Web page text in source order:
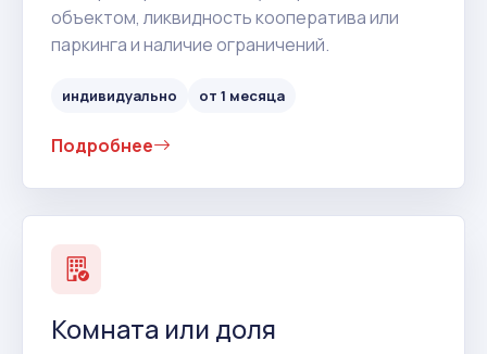
объектом, ликвидность кооператива или
паркинга и наличие ограничений.
индивидуально от 1 месяца
Подробнее
Комната или доля